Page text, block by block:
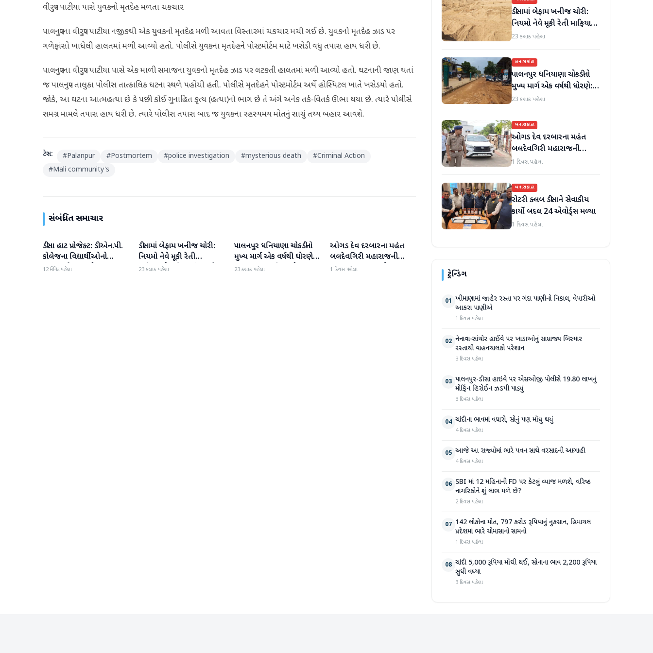
વીરપુર પાટીયા પાસે યુવકનો મૃતદેહ મળતા ચકચાર
પાલનપુરના વીરપુર પાટીયા નજીકથી એક યુવકનો મૃતદેહ મળી આવતા વિસ્તારમાં ચકચાર મચી ગઈ છે. યુવકનો મૃતદેહ ઝાડ પર
ગળેફાંસો ખાધેલી હાલતમાં મળી આવ્યો હતો. પોલીસે યુવકના મૃતદેહને પોસ્ટમોર્ટમ માટે ખસેડી વધુ તપાસ હાથ ધરી છે.
પાલનપુરના વીરપુર પાટીયા પાસે એક માળી સમાજના યુવકનો મૃતદેહ ઝાડ પર લટકતી હાલતમાં મળી આવ્યો હતો. ઘટનાની જાણ થતાં
જ પાલનપુર તાલુકા પોલીસ તાત્કાલિક ઘટના સ્થળે પહોંચી હતી. પોલીસે મૃતદેહને પોસ્ટમોર્ટમ અર્થે હોસ્પિટલ ખાતે ખસેડયો હતો.
જોકે, આ ઘટના આત્મહત્યા છે કે પછી કોઈ ગુનાહિત કૃત્ય (હત્યા)નો ભાગ છે તે અંગે અનેક તર્ક-વિતર્ક ઊભા થયા છે. ત્યારે પોલીસે
સમગ્ર મામલે તપાસ હાથ ધરી છે. ત્યારે પોલીસ તપાસ બાદ જ યુવકના રહસ્યમય મોતનું સાચું તથ્ય બહાર આવશે.
ટેગ્સ: #Palanpur #Postmortem #police investigation #mysterious death #Criminal Action
#Mali community's
સંબંધિત સમાચાર
બનાસકાંઠા
ડીસા હાટ પ્રોજેક્ટ: ડી.એન.પી.
કોલેજના વિદ્યાર્થીઓનો
ઉત્સાહભેર સહયોગ
12 મિનિટ પહેલા
બનાસકાંઠા
ડીસામાં બેફામ ખનીજ ચોરી:
નિયમો નેવે મૂકી રેતી
માફિયાઓ સક્રિય, તંત્ર સામે
23 કલાક પહેલા
બનાસકાંઠા
પાલનપુર ધનિયાણા ચોકડીનો
મુખ્ય માર્ગ એક વર્ષથી ધોરણે:
ગટરલાઇન પછી રસ્તો ન
23 કલાક પહેલા
બનાસકાંઠા
ઓગડ દેવ દરબારના મહંત
બલદેવગિરી મહારાજની
અટકાયત બાદ જામીન પર
1 દિવસ પહેલા
ડીસામાં બેફામ ખનીજ ચોરી:
નિયમો નેવે મૂકી રેતી માફિયાઓ
સક્રિય, તંત્ર સામે સવાલો
23 કલાક પહેલા
બનાસકાંઠા
પાલનપુર ધનિયાણા ચોકડીનો
મુખ્ય માર્ગ એક વર્ષથી ધોરણે:
ગટરલાઇન પછી રસ્તો ન
23 કલાક પહેલા
બનાસકાંઠા
ઓગડ દેવ દરબારના મહંત
બલદેવગિરી મહારાજની
અટકાયત બાદ જામીન પર
1 દિવસ પહેલા
બનાસકાંઠા
રોટરી ક્લબ ડીસાને સેવાકીય
કાર્યો બદલ 24 એવોર્ડ્સ મળ્યા
1 દિવસ પહેલા
ટ્રેન્ડિંગ
01 ખીમાણામાં જાહેર રસ્તા પર ગંદા પાણીનો નિકાલ, વેપારીઓ
આકરા પાણીએ
1 દિવસ પહેલા
02 નેનાવા-સાંચોર હાઈવે પર ખાડાઓનું સામ્રાજ્ય બિસ્માર
રસ્તાથી વાહનચાલકો પરેશાન
3 દિવસ પહેલા
03 પાલનપુર-ડીસા હાઇવે પર એસઓજી પોલીસે 19.80 લાખનું
મોર્ફિન હિરોઈન ઝડપી પાડ્યું
3 દિવસ પહેલા
04 ચાંદીના ભાવમાં વધારો, સોનું પણ મોંઘુ થયું
4 દિવસ પહેલા
05 આજે આ રાજ્યોમાં ભારે પવન સાથે વરસાદની આગાહી
4 દિવસ પહેલા
06 SBI માં 12 મહિનાની FD પર કેટલું વ્યાજ મળશે, વરિષ્ઠ
નાગરિકોને શું લાભ મળે છે?
2 દિવસ પહેલા
07 142 લોકોના મોત, 797 કરોડ રૂપિયાનું નુકસાન, હિમાચલ
પ્રદેશમાં ભારે ચોમાસાનો સામનો
1 દિવસ પહેલા
08 ચાંદી 5,000 રૂપિયા મોંઘી થઈ, સોનાના ભાવ 2,200 રૂપિયા
સુધી વધ્યા
3 દિવસ પહેલા